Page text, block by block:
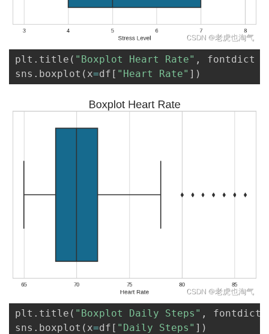
plt . title ( "Boxplot Heart Rate" , fontdict
sns . boxplot ( x=df [ "Heart Rate" ] )
plt . title ( "Boxplot Daily Steps" , fontdict
sns . boxplot ( x=df [ "Daily Steps" ] )